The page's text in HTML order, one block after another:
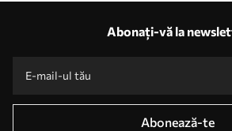
Abonați-vă la
Abonează-te